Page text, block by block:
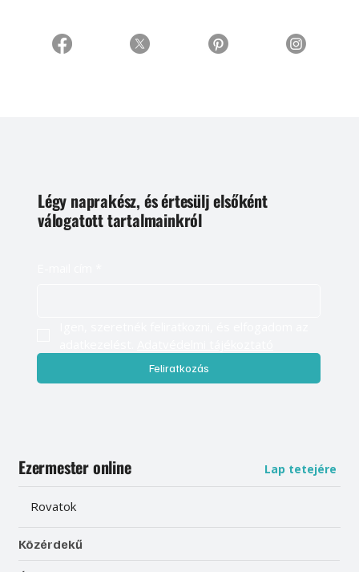
Légy naprakész, és értesülj elsőként
válogatott tartalmainkról
Feliratkozás
Ezermester online Lap tetejére
Rovatok
Közérdekű